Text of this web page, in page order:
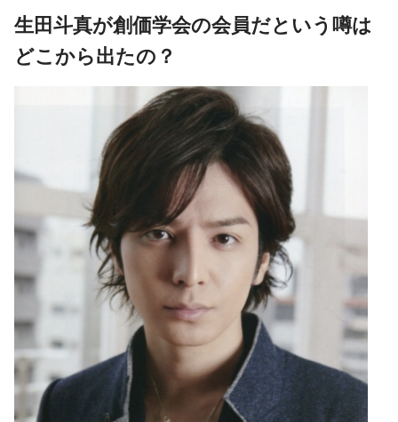
生田斗真が創価学会の会員だという噂は
どこから出たの？